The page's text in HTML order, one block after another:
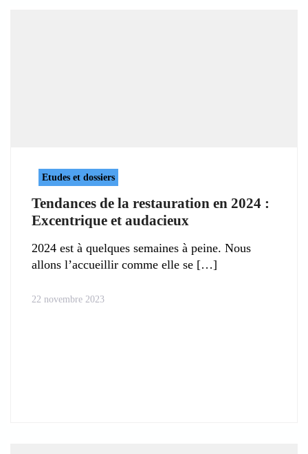
Etudes et dossiers
Tendances de la restauration en 2024 :
Excentrique et audacieux
2024 est à quelques semaines à peine. Nous
allons l’accueillir comme elle se
22 novembre 2023